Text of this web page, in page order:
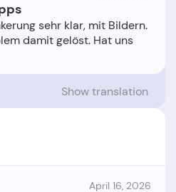
sehr klar, mit Bildern.
damit gelöst. Hat uns
Show translation
April 16, 2026